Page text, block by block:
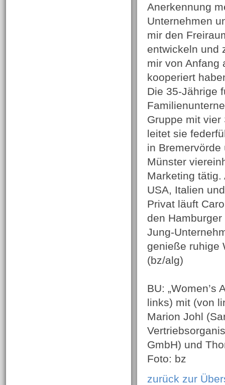
Anerkennung
Unternehmen
mir den
entwickeln und
mir von Anfang
kooperiert
Die 35-Jährige
Gruppe mit
leitet sie
in
Münster
Marketing
USA, Italien
Privat läuft
den
Jung-
genieße ruhige
(bz/alg)
BU: „Women’s
links) mit (von
Marion Johl
GmbH) und
Foto: bz
zurück zur